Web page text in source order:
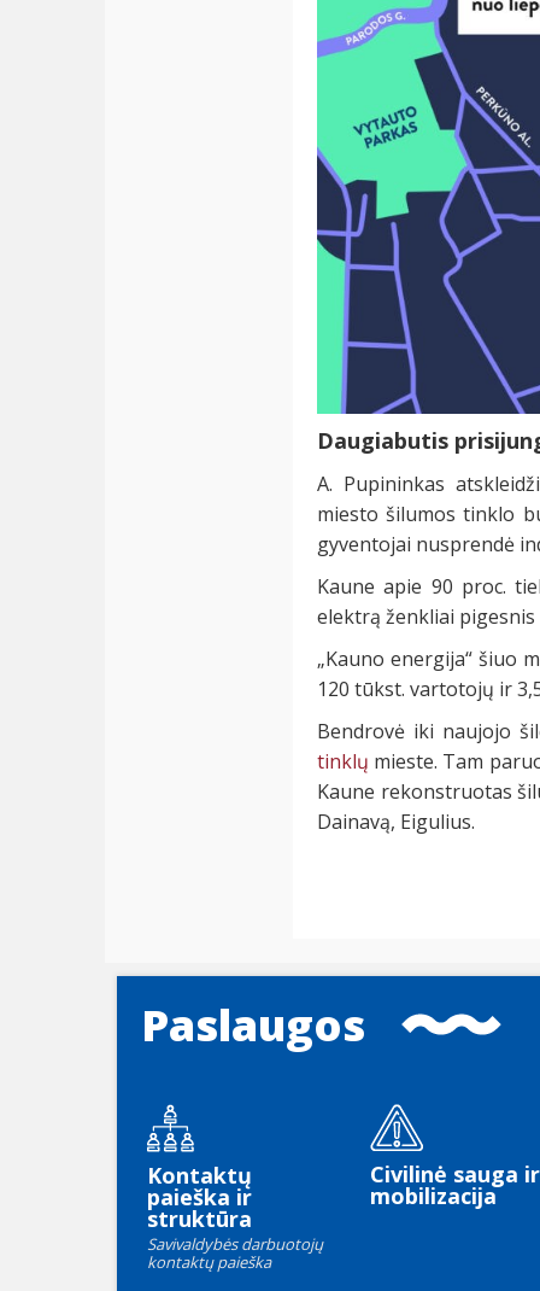
Daugiabutis
A. Pupininkas
miesto šilumos tinklo
gyventojai nusprendė
Kaune apie 90 proc.
elektrą ženkliai
„Kauno energija“ šiuo
120 tūkst. vartotojų ir
Bendrovė iki naujojo
tinklų mieste. Tam
Kaune rekonstruotas
Dainavą, Eigulius.
Paslaugos
Kontaktų
paieška ir
struktūra
Savivaldybės darbuotojų
kontaktų paieška
Civilinė sauga ir
mobilizacija